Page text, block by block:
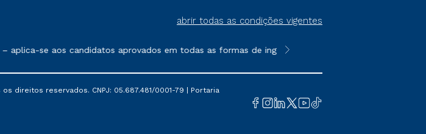
abrir todas as condições vigentes
de serviços
se aos candidatos aprovados em todas as formas de ingresso, exceto na prova on-line
**Semipresencial é um formato do
direitos reservados. CNPJ: 05.687.481/0001-79 | Portaria